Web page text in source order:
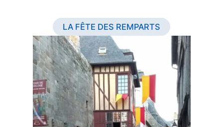
LA FÊTE DES REMPARTS